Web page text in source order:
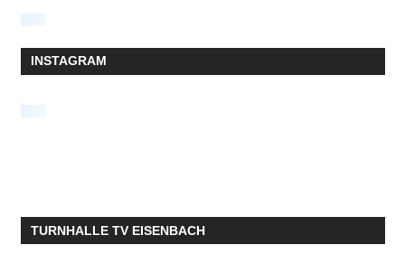
INSTAGRAM
TURNHALLE TV EISENBACH